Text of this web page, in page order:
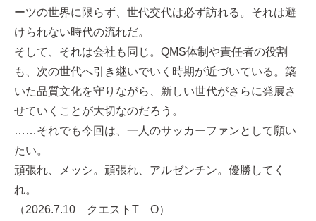
ーツの世界に限らず、世代交代は必ず訪れる。それは避
けられない時代の流れだ。
そして、それは会社も同じ。QMS体制や責任者の役割
も、次の世代へ引き継いでいく時期が近づいている。築
いた品質文化を守りながら、新しい世代がさらに発展さ
せていくことが大切なのだろう。
……それでも今回は、一人のサッカーファンとして願い
たい。
頑張れ、メッシ。頑張れ、アルゼンチン。優勝してく
れ。
（2026.7.10 クエストT O）